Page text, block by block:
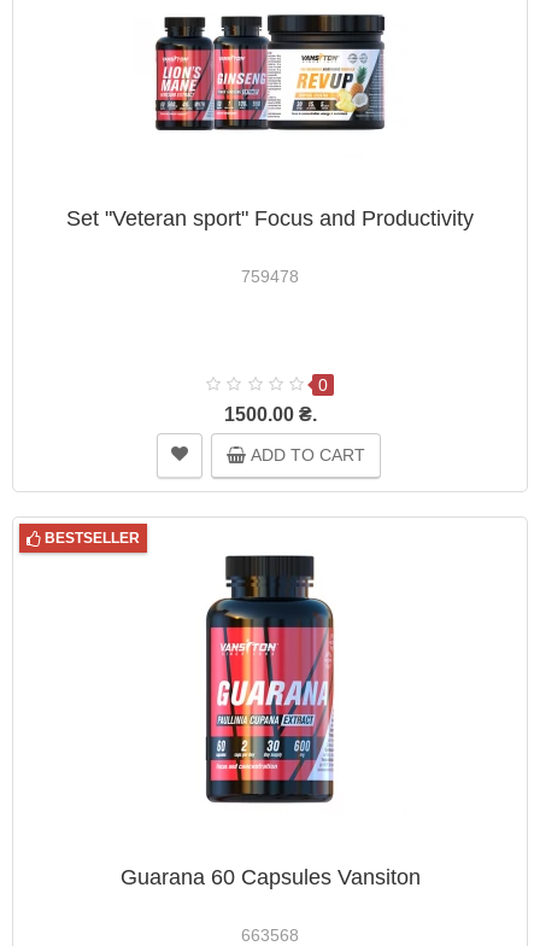
Set "Veteran sport" Focus and Productivity
759478
0
1500.00 ₴.
ADD TO CART
BESTSELLER
Guarana 60 Capsules Vansiton
663568